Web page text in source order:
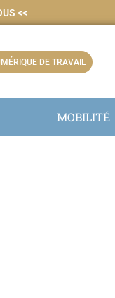
<<
DE TRAVAIL
MOBILITÉ